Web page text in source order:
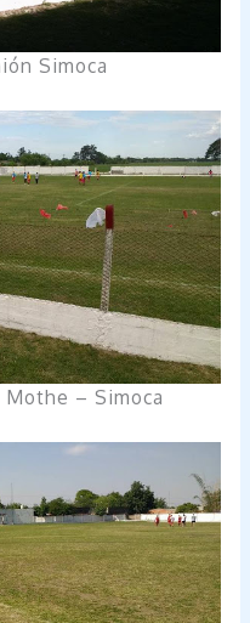
Simoca
– Simoca